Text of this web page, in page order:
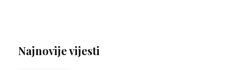
Najnovije vijesti